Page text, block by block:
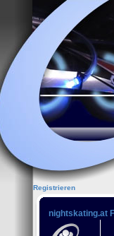
Registrieren
nightskating.at